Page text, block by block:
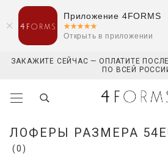
ЗАКАЖИТЕ СЕЙЧАС — ОПЛАТИТЕ
ПО ВСЕЙ
ЛОФЕРЫ РАЗМЕРА
(0)
Приложение 4FORMS
Открыть в приложении